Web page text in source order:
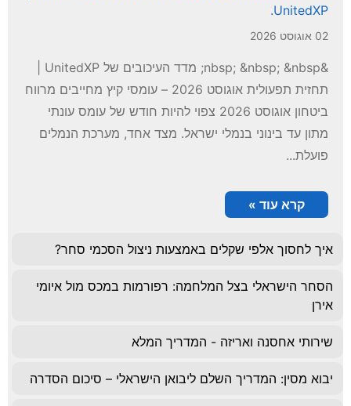
UnitedXP.
02 אוגוסט 2026
תחזית תפעולית אוגוסט 2026 – עומסי קיץ מחייבים מרווח
ביטחון אוגוסט 2026 צפוי להיות חודש של עומס עונתי
מתון עד בינוני בנמלי ישראל. מצד אחד, מערכת הנמלים
פועלת...
קרא עוד »
איך לחסוך אלפי שקלים באמצעות ניצול הסכמי סחר?
הסחר הישראלי בצל המלחמה: רפורמות במכס מול איומי
אירן
שירותי אחסנה ואריזה - המדריך המלא
יבוא מסין: המדריך השלם ליבואן הישראלי – סיכום הסדרה